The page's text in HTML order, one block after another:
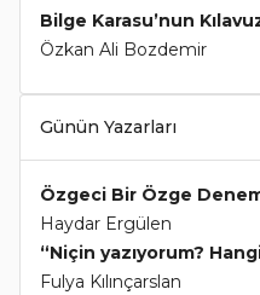
Bilge Karasu’nun
Özkan Ali Bozdemir
Günün Yazarları
Özgeci Bir Özge
Haydar Ergülen
“Niçin yazıyorum?
Fulya Kılınçarslan